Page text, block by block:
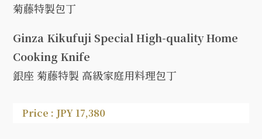
菊藤特製包丁
Ginza Kikufuji Special High-quality Home
Cooking Knife
銀座 菊藤特製 高級家庭用料理包丁
Price : JPY 17,380